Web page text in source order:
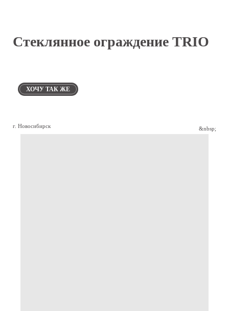
Стеклянное ограждение TRIO
ХОЧУ ТАК ЖЕ
г. Новосибирск &nbsp;